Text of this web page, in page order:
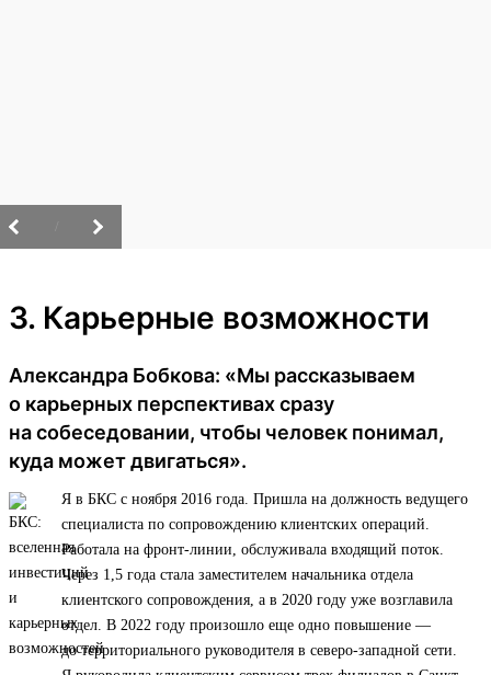
3. Карьерные возможности
Александра Бобкова: «Мы рассказываем
о карьерных перспективах сразу
на собеседовании, чтобы человек понимал,
куда может двигаться».
Я в БКС с ноября 2016 года. Пришла на должность ведущего
специалиста по сопровождению клиентских операций.
Работала на фронт-линии, обслуживала входящий поток.
Через 1,5 года стала заместителем начальника отдела
клиентского сопровождения, а в 2020 году уже возглавила
отдел. В 2022 году произошло еще одно повышение —
до территориального руководителя в северо-западной сети.